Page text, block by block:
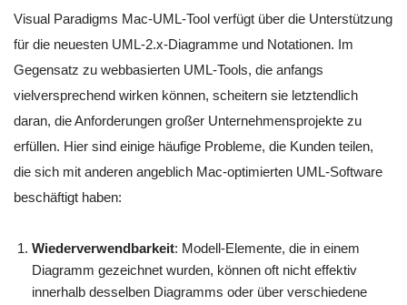
Visual Paradigms Mac-UML-Tool verfügt über die Unterstützung
für die neuesten UML-2.x-Diagramme und Notationen. Im
Gegensatz zu webbasierten UML-Tools, die anfangs
vielversprechend wirken können, scheitern sie letztendlich
daran, die Anforderungen großer Unternehmensprojekte zu
erfüllen. Hier sind einige häufige Probleme, die Kunden teilen,
die sich mit anderen angeblich Mac-optimierten UML-Software
beschäftigt haben:
Wiederverwendbarkeit: Modell-Elemente, die in einem
Diagramm gezeichnet wurden, können oft nicht effektiv
innerhalb desselben Diagramms oder über verschiedene